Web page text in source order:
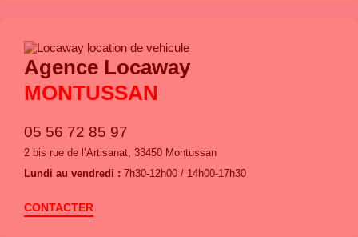
Agence Locaway
MONTUSSAN
05 56 72 85 97
2 bis rue de l’Artisanat, 33450 Montussan
Lundi au vendredi : 7h30-12h00 / 14h00-17h30
CONTACTER